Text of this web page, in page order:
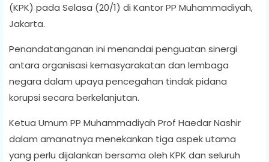
(KPK) pada Selasa (20/1) di Kantor PP Muhammadiyah,
Jakarta.
Penandatanganan ini menandai penguatan sinergi
antara organisasi kemasyarakatan dan lembaga
negara dalam upaya pencegahan tindak pidana
korupsi secara berkelanjutan.
Ketua Umum PP Muhammadiyah Prof Haedar Nashir
dalam amanatnya menekankan tiga aspek utama
yang perlu dijalankan bersama oleh KPK dan seluruh